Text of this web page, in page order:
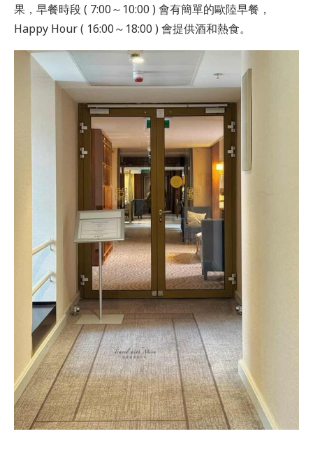
果，早餐時段 ( 7:00～10:00 ) 會有簡單的歐陸早餐，
Happy Hour ( 16:00～18:00 ) 會提供酒和熱食。